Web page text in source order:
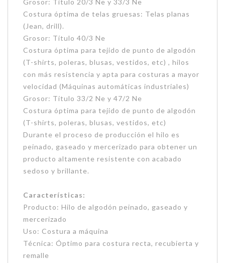
Costura óptima de telas gruesas: Telas planas
(Jean, drill).
Grosor: Título 40/3 Ne
Costura óptima para tejido de punto de algodón
(T-shirts, poleras, blusas, vestidos, etc) , hilos
con más resistencia y apta para costuras a mayor
velocidad (Máquinas automáticas industriales)
Grosor: Título 33/2 Ne y 47/2 Ne
Costura óptima para tejido de punto de algodón
(T-shirts, poleras, blusas, vestidos, etc)
Durante el proceso de producción el hilo es
peinado, gaseado y mercerizado para obtener un
producto altamente resistente con acabado
sedoso y brillante.
Características:
Producto: Hilo de algodón peinado, gaseado y
mercerizado
Uso: Costura a máquina
Técnica: Óptimo para costura recta, recubierta y
remalle